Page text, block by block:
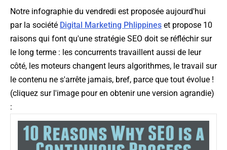
Notre infographie du vendredi est proposée aujourd'hui
par la société Digital Marketing Phlippines et propose 10
raisons qui font qu'une stratégie SEO doit se réfléchir sur
le long terme : les concurrents travaillent aussi de leur
côté, les moteurs changent leurs algorithmes, le travail sur
le contenu ne s'arrête jamais, bref, parce que tout évolue !
(cliquez sur l'image pour en obtenir une version agrandie)
: